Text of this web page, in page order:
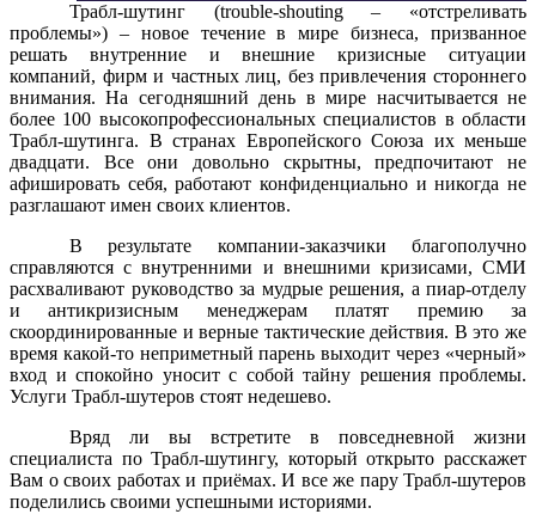
Трабл-шутинг (trouble-shouting – «отстреливать
проблемы») – новое течение в мире бизнеса, призванное
решать внутренние и внешние кризисные ситуации
компаний, фирм и частных лиц, без привлечения стороннего
внимания. На сегодняшний день в мире насчитывается не
более 100 высокопрофессиональных специалистов в области
Трабл-шутинга. В странах Европейского Союза их меньше
двадцати. Все они довольно скрытны, предпочитают не
афишировать себя, работают конфиденциально и никогда не
разглашают имен своих клиентов.
В результате компании-заказчики благополучно
справляются с внутренними и внешними кризисами, СМИ
расхваливают руководство за мудрые решения, а пиар-отделу
и антикризисным менеджерам платят премию за
скоординированные и верные тактические действия. В это же
время какой-то неприметный парень выходит через «черный»
вход и спокойно уносит с собой тайну решения проблемы.
Услуги Трабл-шутеров стоят недешево.
Вряд ли вы встретите в повседневной жизни
специалиста по Трабл-шутингу, который открыто расскажет
Вам о своих работах и приёмах. И все же пару Трабл-шутеров
поделились своими успешными историями.